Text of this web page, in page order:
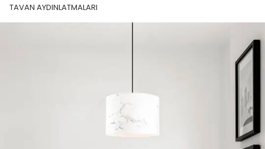
TAVAN AYDINLATMALARI